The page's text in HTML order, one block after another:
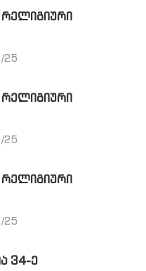
ᲠᲔᲚᲘᲒᲘᲣᲠᲘ
25
ᲠᲔᲚᲘᲒᲘᲣᲠᲘ
25
ᲠᲔᲚᲘᲒᲘᲣᲠᲘ
25
34-Ე